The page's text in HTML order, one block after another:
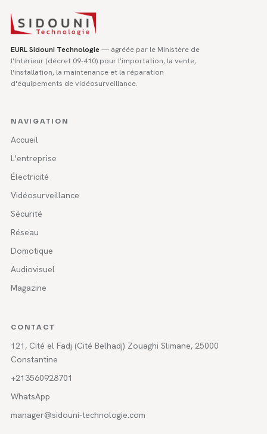
EURL Sidouni Technologie— agréée par le Ministère de
l'Intérieur (décret 09-410) pour l'importation, la vente,
l'installation, la maintenance et la réparation
d'équipements de vidéosurveillance.
NAVIGATION
Accueil
L'entreprise
Électricité
Vidéosurveillance
Sécurité
Réseau
Domotique
Audiovisuel
Magazine
CONTACT
121, Cité el Fadj (Cité Belhadj) Zouaghi Slimane, 25000
Constantine
+213560928701
WhatsApp
manager@sidouni-technologie.com